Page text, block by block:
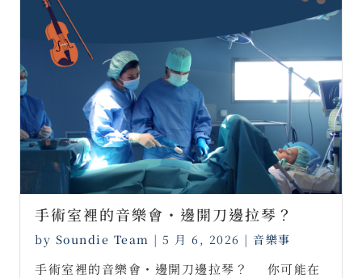
手術室裡的音樂會・邊開刀邊拉琴？ ⠀
by Soundie Team | 5 月 6, 2026 | 音樂事
手術室裡的音樂會・邊開刀邊拉琴？ ⠀ 你可能在